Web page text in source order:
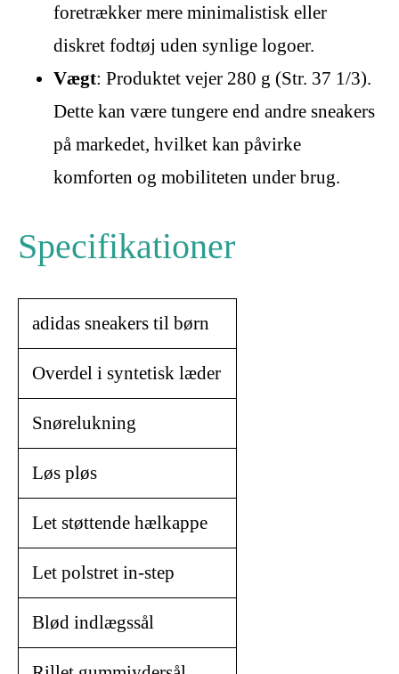
foretrækker mere minimalistisk eller
diskret fodtøj uden synlige logoer.
Vægt: Produktet vejer 280 g (Str. 37 1/3).
Dette kan være tungere end andre sneakers
på markedet, hvilket kan påvirke
komforten og mobiliteten under brug.
Specifikationer
adidas sneakers til børn
Overdel i syntetisk læder
Snørelukning
Løs pløs
Let støttende hælkappe
Let polstret in-step
Blød indlægssål